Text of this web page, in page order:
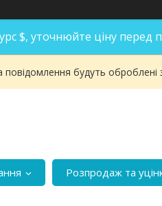
$, уточнюйте ціну перед
будуть
Розпродаж та